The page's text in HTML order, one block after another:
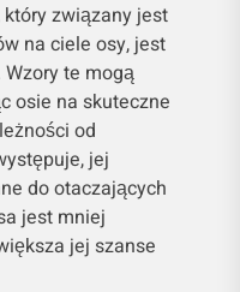
związany jest
na ciele osy, jest
te mogą
osie na skuteczne
od
jej
do otaczających
jest mniej
jej szanse